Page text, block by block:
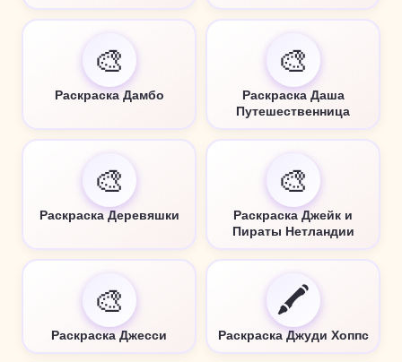
🎨
Раскраска Дамбо
🎨
Раскраска Даша
Путешественница
🎨
Раскраска Деревяшки
🎨
Раскраска Джейк и
Пираты Нетландии
🎨
Раскраска Джесси
🖍️
Раскраска Джуди Хоппс